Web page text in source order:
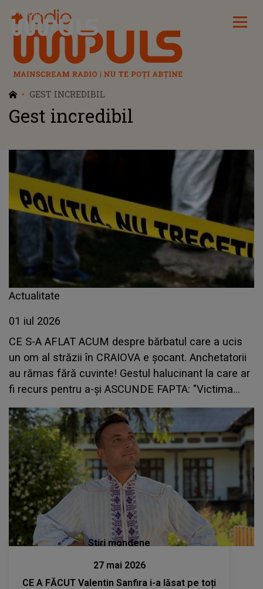
Radio Impuls
GEST INCREDIBIL
Gest incredibil
Actualitate
01 iul 2026
CE S-A AFLAT ACUM despre bărbatul care a ucis
un om al străzii în CRAIOVA e șocant. Anchetatorii
au rămas fără cuvinte! Gestul halucinant la care ar
fi recurs pentru a-și ASCUNDE FAPTA: "Victima
fusese..."
Stiri mondene
27 mai 2026
CE A FĂCUT Valentin Sanfira i-a lăsat pe toți